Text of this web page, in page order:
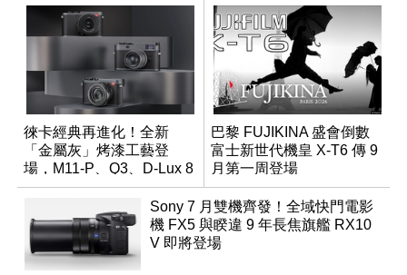
徠卡經典再進化！全新
「金屬灰」烤漆工藝登
場，M11-P、Q3、D-Lux 8
領銜換裝
巴黎 FUJIKINA 盛會倒數
富士新世代機皇 X-T6 傳 9
月第一周登場
Sony 7 月雙機齊發！全域快門電影
機 FX5 與睽違 9 年長焦旗艦 RX10
V 即將登場